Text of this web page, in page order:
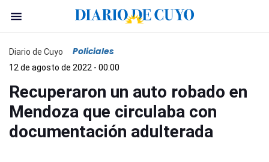
Diario de Cuyo Policiales
12 de agosto de 2022 - 00:00
Recuperaron un auto robado en
Mendoza que circulaba con
documentación adulterada